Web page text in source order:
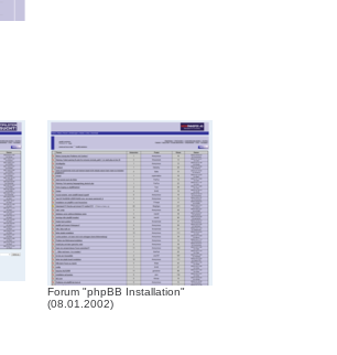
Forum "phpBB Installation"
(08.01.2002)